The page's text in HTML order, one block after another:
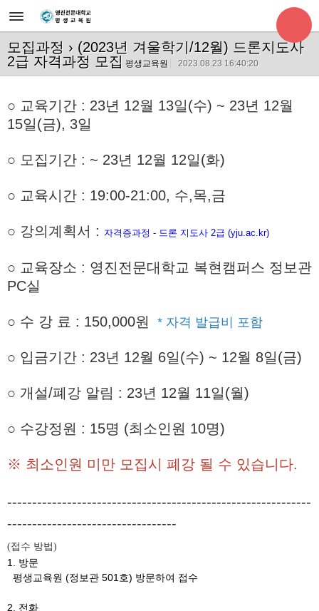
모집과정 › (2023년 겨울학기/12월) 드론지도사
2급 자격과정 모집 평생교육원 2023.08.23 16:40:20
○ 교육기간 : 23년 12월 13일(수) ~ 23년 12월
15일(금), 3일
○ 모집기간 : ~ 23년 12월 12일(화)
○ 교육시간 : 19:00-21:00, 수,목,금
○ 강의계획서 : 자격증과정 - 드론 지도사 2급 (yju.ac.kr)
○ 교육장소 : 영진전문대학교 복현캠퍼스 정보관
PC실
○ 수 강 료 : 150,000원 * 자격 발급비 포함
○ 입금기간 : 23년 12월 6일(수) ~ 12월 8일(금)
○ 개설/폐강 알림 : 23년 12월 11일(월)
○ 수강정원 : 15명 (최소인원 10명)
※ 최소인원 미만 모집시 폐강 될 수 있습니다.
-------------------------------------------------------------
----------------------------------
(접수 방법)
1. 방문
평생교육원 (정보관 501호) 방문하여 접수
2. 전화